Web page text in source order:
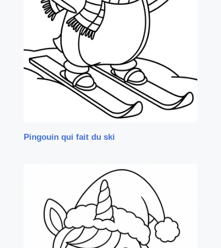
Pingouin qui fait du ski